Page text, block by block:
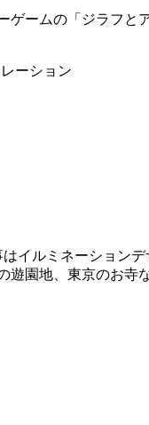
ームの「ジラフと
ーション
イルミネーション
園地、東京のお寺